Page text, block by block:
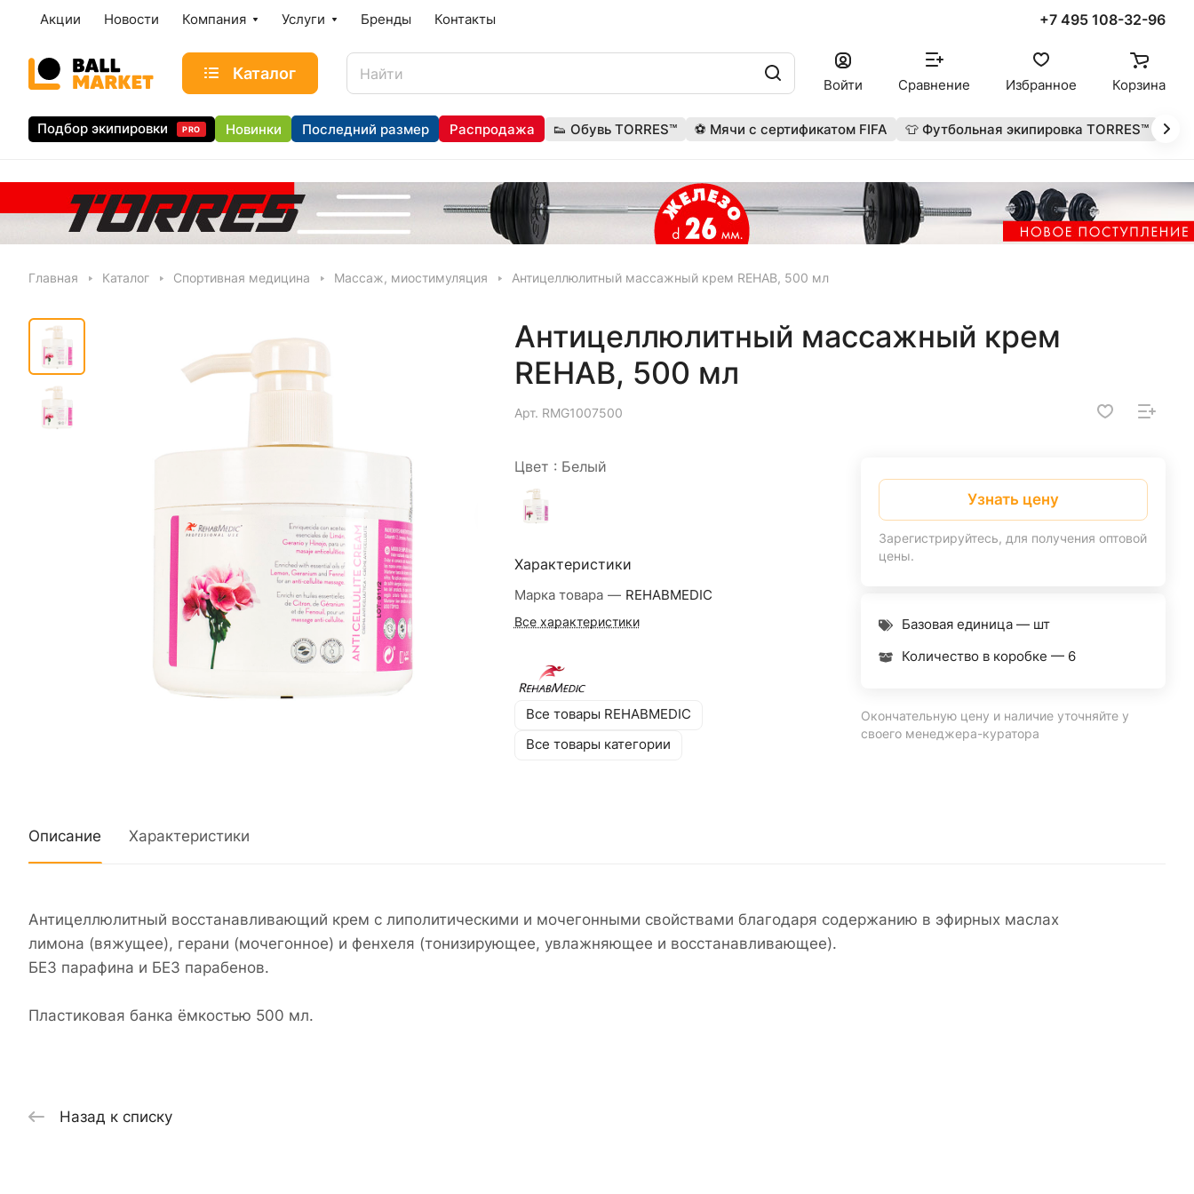
Акции Новости Компания Услуги Бренды Контакты +7 495 108-32-96
Каталог
Войти Сравнение Избранное Корзина
Подбор экипировки PRO Новинки Последний размер Распродажа 👟 Обувь TORRES™ ⚽ Мячи с сертификатом FIFA 👕 Футбольная экипировка TORRES™ 🔥
Главная Каталог Спортивная медицина Массаж, миостимуляция Антицеллюлитный массажный крем REHAB, 500 мл
Антицеллюлитный массажный крем
REHAB, 500 мл
Арт. RMG1007500
Цвет : Белый
Характеристики
Марка товара — REHABMEDIC
Все характеристики
Все товары REHABMEDIC
Все товары категории
Узнать цену
Зарегистрируйтесь, для получения оптовой
цены.
Базовая единица — шт
Количество в коробке — 6
Окончательную цену и наличие уточняйте у
своего менеджера-куратора
Описание Характеристики
Антицеллюлитный восстанавливающий крем с липолитическими и мочегонными свойствами благодаря содержанию в эфирных маслах
лимона (вяжущее), герани (мочегонное) и фенхеля (тонизирующее, увлажняющее и восстанавливающее).
БЕЗ парафина и БЕЗ парабенов.
Пластиковая банка ёмкостью 500 мл.
Назад к списку